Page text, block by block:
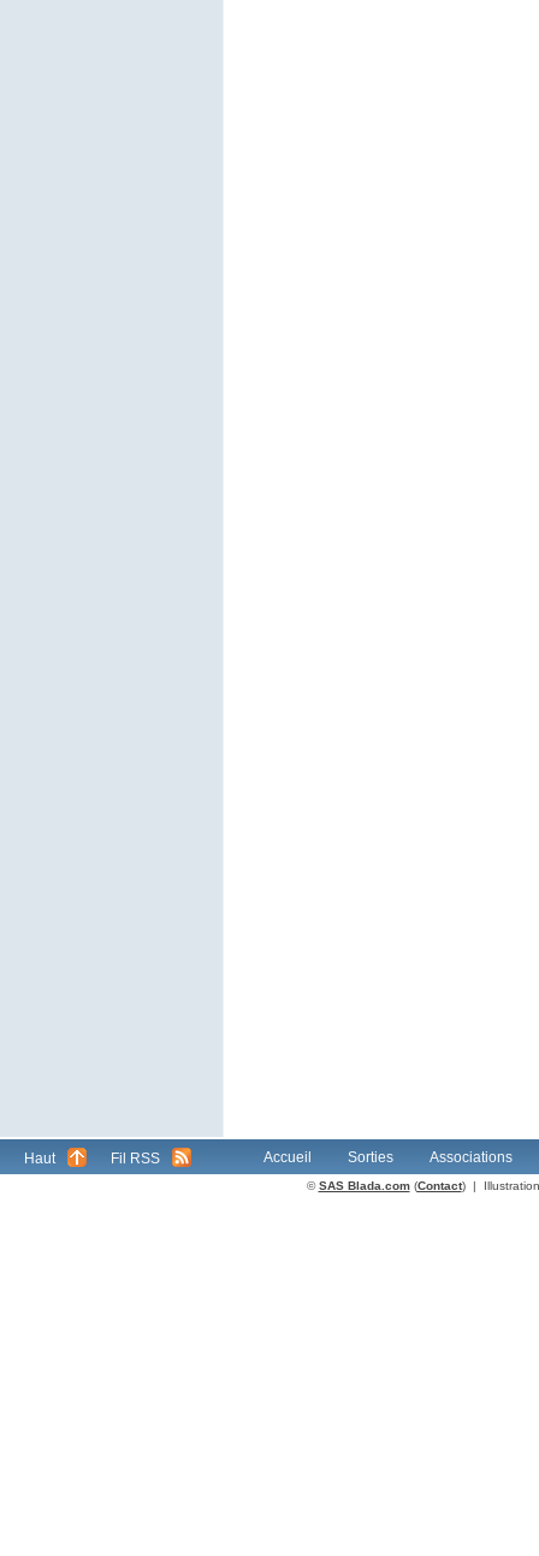
Haut Fil RSS Accueil Sorties Associations
©SAS Blada.com(Contact) |